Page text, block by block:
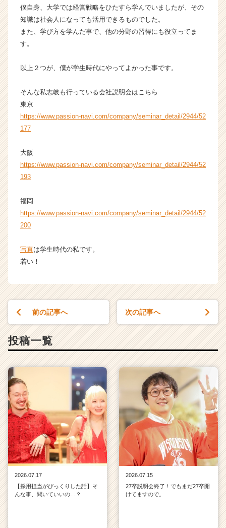
e
a
e
僕自身、大学では経営戦略をひたすら学んでいましたが、その
知識は社会人になっても活用できるものでした。
また、学び方を学んだ事で、他の分野の習得にも役立ってま
す。
以上２つが、僕が学生時代にやってよかった事です。
そんな私志岐も行っている会社説明会はこちら
東京
https://www.passion-navi.com/company/seminar_detail/2944/52
177
大阪
https://www.passion-navi.com/company/seminar_detail/2944/52
193
福岡
https://www.passion-navi.com/company/seminar_detail/2944/52
200
写真は学生時代の私です。
若い！
前の記事へ 次の記事へ
投稿一覧
2026.07.17
【採用担当がびっくりした話】そ
んな事、聞いていいの…？
2026.07.15
27卒説明会終了！でもまだ27卒開
けてますので。